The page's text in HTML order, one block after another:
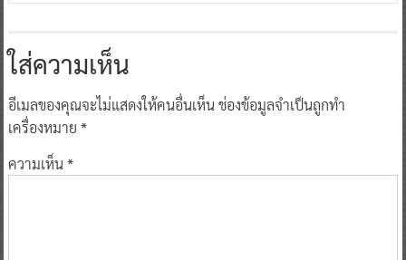
ใส่ความเห็น
อีเมลของคุณจะไม่แสดงให้คนอื่นเห็นช่องข้อมูลจำเป็นถูกทำ
เครื่องหมาย *
ความเห็น*